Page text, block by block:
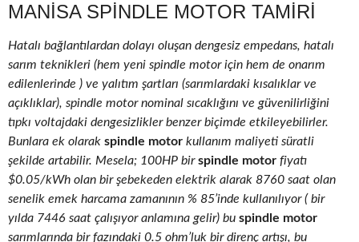
MANISA SPINDLE MOTOR TAMIRI
Hatalı bağlantılardan dolayı oluşan dengesiz empedans, hatalı
sarım teknikleri (hem yeni spindle motor için hem de onarım
edilenlerinde ) ve yalıtım şartları (sarımlardaki kısalıklar ve
açıklıklar), spindle motor nominal sıcaklığını ve güvenilirliğini
tıpkı voltajdaki dengesizlikler benzer biçimde etkileyebilirler.
Bunlara ek olarak spindle motor kullanım maliyeti süratli
şekilde artabilir. Mesela; 100HP birspindle motor fiyatı
$0.05/kWh olan bir şebekeden elektrik alarak 8760 saat olan
senelik emek harcama zamanının % 85’inde kullanılıyor ( bir
yılda 7446 saat çalışıyor anlamına gelir) bu spindle motor
sarımlarında bir fazındaki 0.5 ohm’luk bir direnç artışı, bu